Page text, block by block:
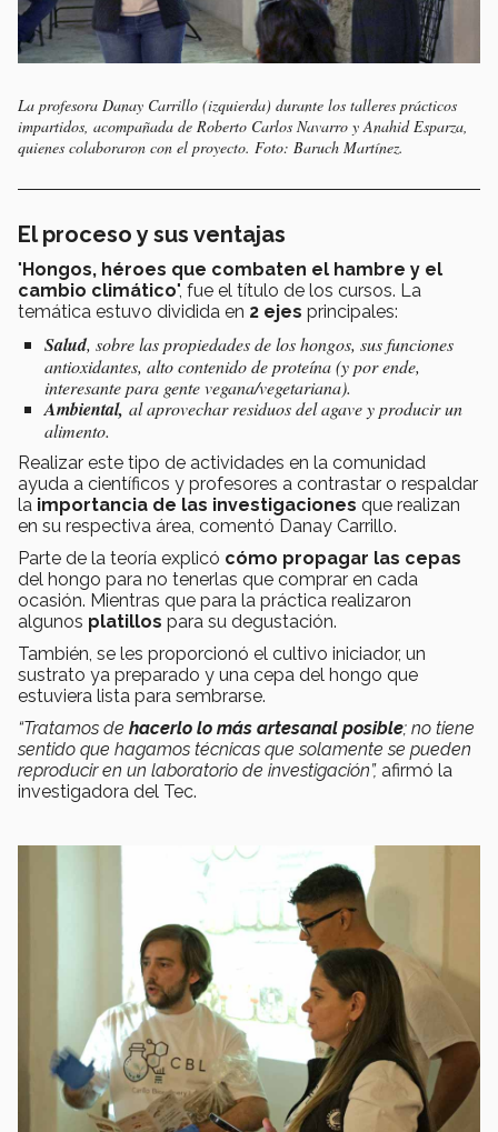
La profesora Danay Carrillo (izquierda) durante los talleres prácticos
impartidos, acompañada de Roberto Carlos Navarro y Anahid Esparza,
quienes colaboraron con el proyecto. Foto: Baruch Martínez.
El proceso y sus ventajas
"Hongos, héroes que combaten el hambre y el
cambio climático", fue el título de los cursos. La
temática estuvo dividida en 2 ejes principales:
Salud, sobre las propiedades de los hongos, sus funciones
antioxidantes, alto contenido de proteína (y por ende,
interesante para gente vegana/vegetariana).
Ambiental, al aprovechar residuos del agave y producir un
alimento.
Realizar este tipo de actividades en la comunidad
ayuda a científicos y profesores a contrastar o respaldar
la importancia de las investigaciones que realizan
en su respectiva área, comentó Danay Carrillo.
Parte de la teoría explicó cómo propagar las cepas
del hongo para no tenerlas que comprar en cada
ocasión. Mientras que para la práctica realizaron
algunos platillos para su degustación.
También, se les proporcionó el cultivo iniciador, un
sustrato ya preparado y una cepa del hongo que
estuviera lista para sembrarse.
“Tratamos de hacerlo lo más artesanal posible; no tiene
sentido que hagamos técnicas que solamente se pueden
reproducir en un laboratorio de investigación”, afirmó la
investigadora del Tec.